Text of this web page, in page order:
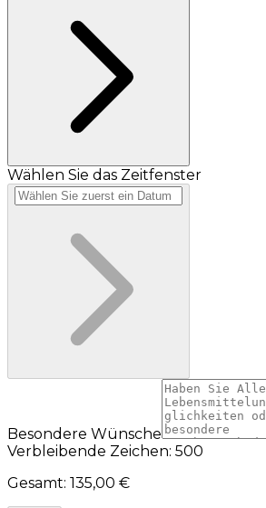
Wählen Sie das Zeitfenster
Besondere Wünsche
Verbleibende Zeichen: 500
Gesamt: 135,00 €